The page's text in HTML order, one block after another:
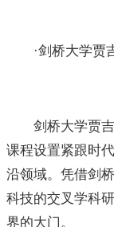
·剑桥大学贾
剑桥大学贾吉
课程设置紧跟时
沿领域。凭借剑
科技的交叉学科
界的大门。